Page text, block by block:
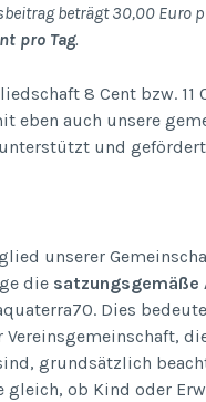
beträgt 30,00 Euro
pro Tag.
8 Cent bzw. 11
eben auch unsere
und
unserer
die satzungsgemäße
Dies
Vereinsgemeinschaft,
grundsätzlich
ob Kind oder